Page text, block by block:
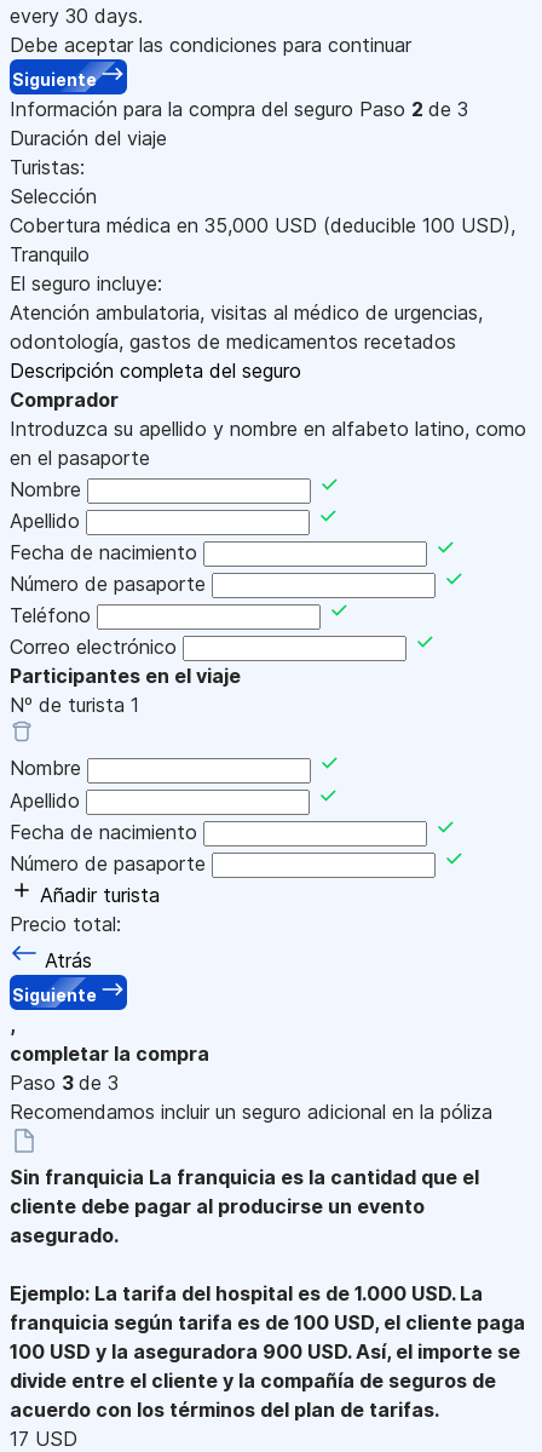
every 30 days.
Debe aceptar las condiciones para continuar
Siguiente
Información para la compra del seguro Paso 2 de 3
Duración del viaje
Turistas:
Selección
Cobertura médica en 35,000 USD (deducible 100 USD),
Tranquilo
El seguro incluye:
Atención ambulatoria, visitas al médico de urgencias,
odontología, gastos de medicamentos recetados
Descripción completa del seguro
Comprador
Introduzca su apellido y nombre en alfabeto latino, como
en el pasaporte
Nombre
Apellido
Fecha de nacimiento
Número de pasaporte
Teléfono
Correo electrónico
Participantes en el viaje
Nº de turista 1
Nombre
Apellido
Fecha de nacimiento
Número de pasaporte
Añadir turista
Precio total:
Atrás
Siguiente
,
completar la compra
Paso 3 de 3
Recomendamos incluir un seguro adicional en la póliza
Sin franquicia La franquicia es la cantidad que el
cliente debe pagar al producirse un evento
asegurado.
Ejemplo: La tarifa del hospital es de 1.000 USD. La
franquicia según tarifa es de 100 USD, el cliente paga
100 USD y la aseguradora 900 USD. Así, el importe se
divide entre el cliente y la compañía de seguros de
acuerdo con los términos del plan de tarifas.
17 USD